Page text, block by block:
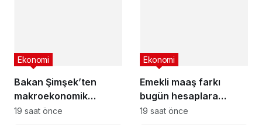
Bakan Şimşek’ten
makroekonomik
istikrar açıklaması
Ekonomi
19 saat önce
Emekli maaş farkı
bugün hesaplara
yatıyor
Ekonomi
19 saat önce